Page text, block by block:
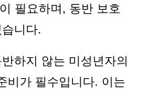
필요하며, 동반 보호
니다.
하지 않는 미성년자의
비가 필수입니다. 이는